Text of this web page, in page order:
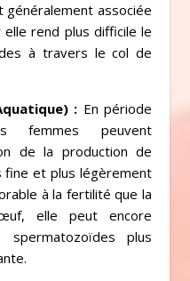
généralement associée
rend plus difficile le
à travers le col de
: En période
femmes peuvent
de la production de
fine et plus légèrement
à la fertilité que la
elle peut encore
plus